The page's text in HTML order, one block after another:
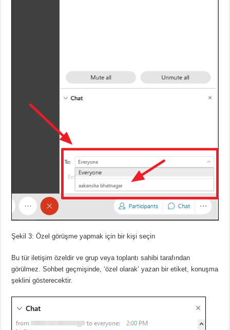
Şekil 3: Özel görüşme yapmak için bir kişi seçin
Bu tür iletişim özeldir ve grup veya toplantı sahibi tarafından
görülmez.Sohbet geçmişinde, ‘özel olarak’ yazan bir etiket, konuşma
şeklini gösterecektir.